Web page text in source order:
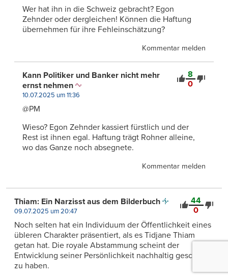
Wer hat ihn in die Schweiz gebracht? Egon
Zehnder oder dergleichen! Können die Haftung
übernehmen für ihre Fehleinschätzung?
Kommentar melden
8
0
Kann Politiker und Banker nicht mehr
ernst nehmen
10.07.2025 um 11:36
@PM
Wieso? Egon Zehnder kassiert fürstlich und der
Rest ist ihnen egal. Haftung trägt Rohner alleine,
wo das Ganze noch absegnete.
Kommentar melden
44
0
Thiam: Ein Narzisst aus dem Bilderbuch
09.07.2025 um 20:47
Noch selten hat ein Individuum der Öffentlichkeit eines
übleren Charakter präsentiert, als es Tidjane Thiam
getan hat. Die royale Abstammung scheint der
Entwicklung seiner Persönlichkeit nachhaltig geschadet
zu haben.